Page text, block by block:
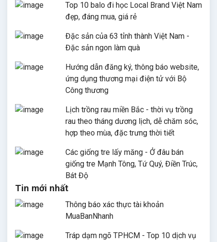
Top 10 balo đi học Local Brand Việt Nam
đẹp, đáng mua, giá rẻ
Đặc sản của 63 tỉnh thành Việt Nam -
Đặc sản ngon làm quà
Hướng dẫn đăng ký, thông báo website,
ứng dụng thương mại điện tử với Bộ
Công thương
Lịch trồng rau miền Bắc - thời vụ trồng
rau theo tháng dương lịch, dễ chăm sóc,
hợp theo mùa, đặc trưng thời tiết
Các giống tre lấy măng - Ở đâu bán
giống tre Mạnh Tông, Tứ Quý, Điền Trúc,
Bát Độ
Tin mới nhất
Thông báo xác thực tài khoản
MuaBanNhanh
Tráp dạm ngõ TPHCM - Top 10 dịch vụ